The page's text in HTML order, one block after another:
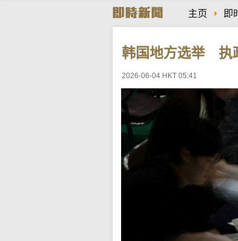
主页 即
韩国地方选举 执
2026-06-04 HKT 05:41